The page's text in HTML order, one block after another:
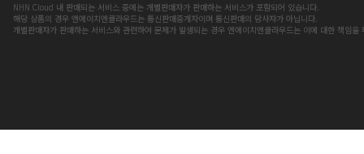
NHN Cloud 내 판매되는 서비스 중에는 개별판매자가 판매하는 서비스가 포함되어 있습니다.
해당 상품의 경우 엔에이치엔클라우드는 통신판매중개자이며 통신판매의 당사자가 아닙니다.
개별판매자가 판매하는 서비스와 관련하여 문제가 발생되는 경우 엔에이치엔클라우드는 이에 대한 책임을